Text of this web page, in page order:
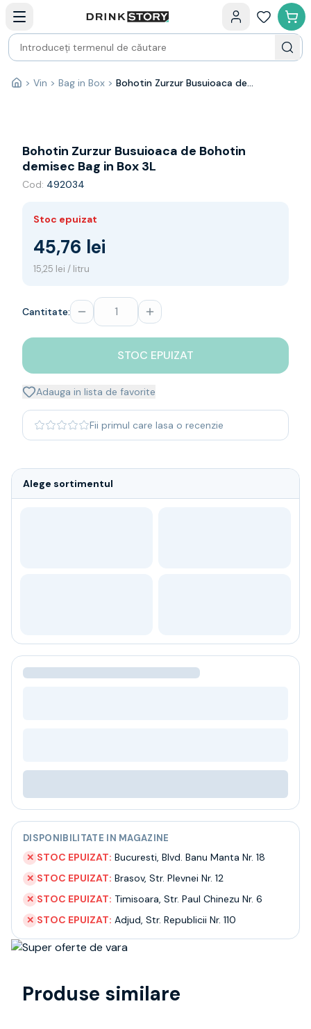
Bauturi fine — selectie
Produse Noi
Cosuri cadou
Pachete & Cadouri
Vin
Franta
Spania
Africa de Sud
Germania
Noua Zeelanda
Spumante
Sampanie
Single malt
Japanese
Bourbon
Blanded Japanese
Canadian
Rom
Vodka
Ceai
Bacanie
BLACK FRIDAY
Contact
Livrare
Termeni si conditii
Politica de confidentialitate
Intrebari frecvente
Acasă
> Vin > Bag in Box > Bohotin Zurzur Busuioaca de Bohotin demisec Bag in Box 3L
Bohotin Zurzur Busuioaca de Bohotin
demisec Bag in Box 3L
Cod: 492034
Stoc epuizat
45,76 lei
15,25 lei / litru
Cantitate:
STOC EPUIZAT
Adauga in lista de favorite
Fii primul care lasa o recenzie
Alege sortimentul
DISPONIBILITATE IN MAGAZINE
✕ STOC EPUIZAT: Bucuresti, Blvd. Banu Manta Nr. 18
✕ STOC EPUIZAT: Brasov, Str. Plevnei Nr. 12
✕ STOC EPUIZAT: Timisoara, Str. Paul Chinezu Nr. 6
✕ STOC EPUIZAT: Adjud, Str. Republicii Nr. 110
Produse similare